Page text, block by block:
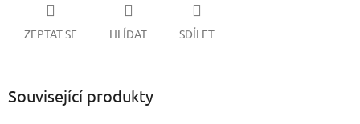
ZEPTAT SE HLÍDAT SDÍLET
Související produkty